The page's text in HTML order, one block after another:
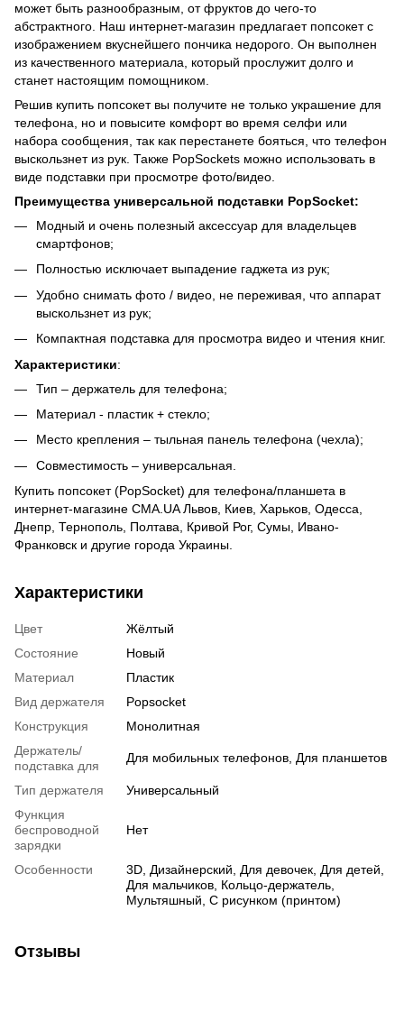
может быть разнообразным, от фруктов до чего-то
абстрактного. Наш интернет-магазин предлагает попсокет с
изображением вкуснейшего пончика недорого. Он выполнен
из качественного материала, который прослужит долго и
станет настоящим помощником.
Решив купить попсокет вы получите не только украшение для
телефона, но и повысите комфорт во время селфи или
набора сообщения, так как перестанете бояться, что телефон
выскользнет из рук. Также PopSockets можно использовать в
виде подставки при просмотре фото/видео.
Преимущества универсальной подставки PopSocket:
Модный и очень полезный аксессуар для владельцев
смартфонов;
Полностью исключает выпадение гаджета из рук;
Удобно снимать фото / видео, не переживая, что аппарат
выскользнет из рук;
Компактная подставка для просмотра видео и чтения книг.
Характеристики:
Тип – держатель для телефона;
Материал - пластик + стекло;
Место крепления – тыльная панель телефона (чехла);
Совместимость – универсальная.
Купить попсокет (PopSocket) для телефона/планшета в
интернет-магазине CMA.UA Львов, Киев, Харьков, Одесса,
Днепр, Тернополь, Полтава, Кривой Рог, Сумы, Ивано-
Франковск и другие города Украины.
Характеристики
Цвет
Жёлтый
Состояние
Новый
Материал
Пластик
Вид держателя
Popsocket
Конструкция
Монолитная
Держатель/
подставка для
Для мобильных телефонов, Для планшетов
Тип держателя
Универсальный
Функция
беспроводной
зарядки
Нет
Особенности 3D Дизайнерский Для девочек Для детей
Для мальчиков Кольцо-держатель
Мультяшный С рисунком (принтом)
Отзывы